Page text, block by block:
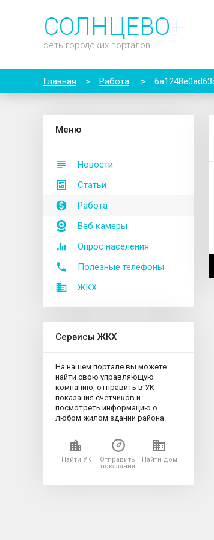
СОЛНЦЕВО+
сеть городских порталов
Главная > Работа >
Меню
Новости
Статьи
Работа
Веб камеры
Опрос населения
Полезные телефоны
ЖКХ
Сервисы ЖКХ
На нашем портале вы можете
найти свою управляющую
компанию, отправить в УК
показания счетчиков и
посмотреть информацию о
любом жилом здании района.
Найти УК
Отправить
показания
Найти дом